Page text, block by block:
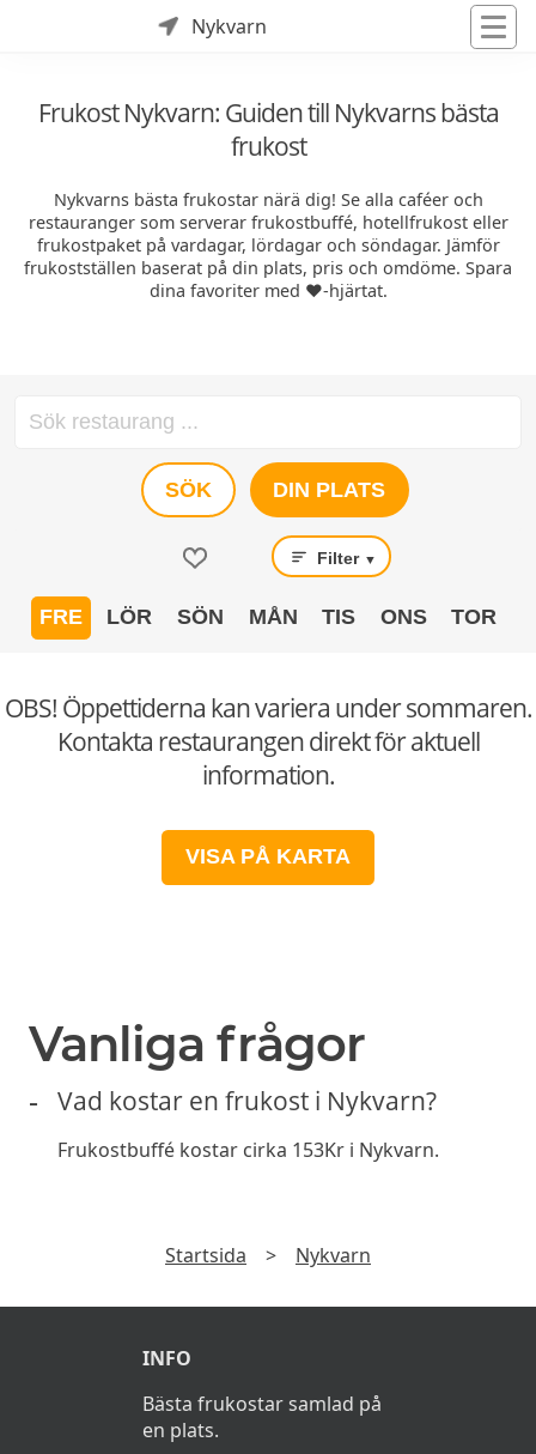
Nykvarn
Frukost Nykvarn: Guiden till Nykvarns bästa
frukost
Nykvarns bästa frukostar närä dig! Se alla caféer och
restauranger som serverar frukostbuffé, hotellfrukost eller
frukostpaket på vardagar, lördagar och söndagar. Jämför
frukostställen baserat på din plats, pris och omdöme. Spara
dina favoriter med ❤️-hjärtat.
SÖK DIN PLATS
Filter ▼
FRE LÖR SÖN MÅN TIS ONS TOR
OBS! Öppettiderna kan variera under sommaren.
Kontakta restaurangen direkt för aktuell
information.
VISA PÅ KARTA
Vanliga frågor
Vad kostar en frukost i Nykvarn?
Frukostbuffé kostar cirka 153Kr i Nykvarn.
Startsida > Nykvarn
INFO
Bästa frukostar samlad på
en plats.